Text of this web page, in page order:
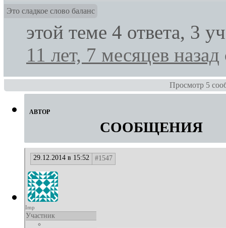
Это сладкое слово баланс
этой теме 4 ответа, 3
11 лет, 7 месяцев назад
Просмотр 5
АВТОР
СООБЩЕНИЯ
29.12.2014 в 15:52 #1547
Imp
Участник